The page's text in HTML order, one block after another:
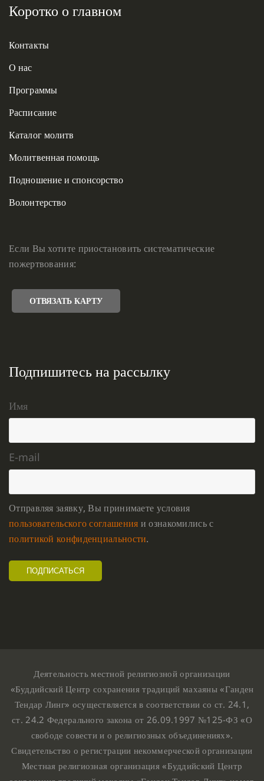
Коротко о главном
Контакты
О нас
Программы
Расписание
Каталог молитв
Молитвенная помощь
Подношение и спонсорство
Волонтерство
Если Вы хотите приостановить систематические
пожертвования:
ОТВЯЗАТЬ КАРТУ
Подпишитесь на рассылку
Имя
E-mail
Отправляя заявку, Вы принимаете условия
пользовательского соглашения и ознакомились с
политикой конфиденциальности.
Деятельность местной религиозной организации
«Буддийский Центр сохранения традиций махаяны «Ганден
Тендар Линг» осуществляется в соответствии со ст. 24.1,
ст. 24.2 Федерального закона от 26.09.1997 №125-ФЗ «О
свободе совести и о религиозных объединениях».
Свидетельство о регистрации некоммерческой организации
Местная религиозная организация «Буддийский Центр